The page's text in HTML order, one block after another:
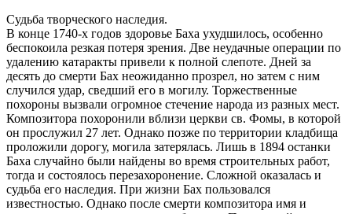
Судьба творческого наследия.
В конце 1740-х годов здоровье Баха ухудшилось, особенно
беспокоила резкая потеря зрения. Две неудачные операции по
удалению катаракты привели к полной слепоте. Дней за
десять до смерти Бах неожиданно прозрел, но затем с ним
случился удар, сведший его в могилу. Торжественные
похороны вызвали огромное стечение народа из разных мест.
Композитора похоронили вблизи церкви св. Фомы, в которой
он прослужил 27 лет. Однако позже по территории кладбища
проложили дорогу, могила затерялась. Лишь в 1894 останки
Баха случайно были найдены во время строительных работ,
тогда и состоялось перезахоронение. Сложной оказалась и
судьба его наследия. При жизни Бах пользовался
известностью. Однако после смерти композитора имя и